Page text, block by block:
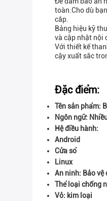
toàn.Cho dù
cắp.
Bảng hiệu kỹ
và cập nhật nội
Với thiết kế
cậy xuất sắc
Đặc điểm:
Tên sản phẩm:
Ngôn ngữ:
Hệ điều hành:
Android
Cửa sổ
Linux
An ninh: Bảo vệ
Thể loại chống
Vỏ: kim loại